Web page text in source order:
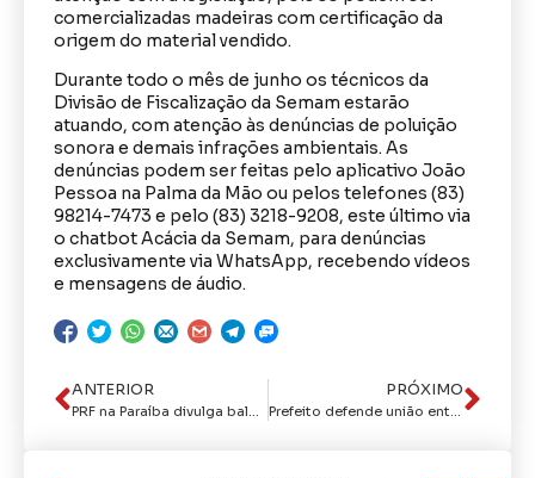
comercializadas madeiras com certificação da
origem do material vendido.
Durante todo o mês de junho os técnicos da
Divisão de Fiscalização da Semam estarão
atuando, com atenção às denúncias de poluição
sonora e demais infrações ambientais. As
denúncias podem ser feitas pelo aplicativo João
Pessoa na Palma da Mão ou pelos telefones (83)
98214-7473 e pelo (83) 3218-9208, este último via
o chatbot Acácia da Semam, para denúncias
exclusivamente via WhatsApp, recebendo vídeos
e mensagens de áudio.
ANTERIOR
PRF na Paraíba divulga balanço da Operação Corpus Christi 2024
PRÓXIMO
Prefeito defende união entre poderes públicos e ações de educação e conscientização para fortalecer projeto em defesa da mulher